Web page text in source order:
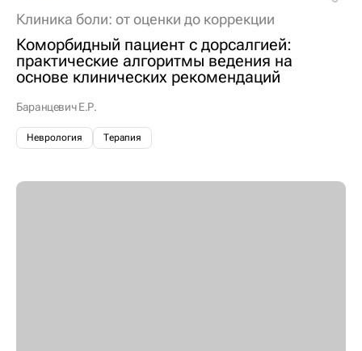
Клиника боли: от оценки до коррекции
Коморбидный пациент с дорсалгией:
практические алгоритмы ведения на
основе клинических рекомендаций
Баранцевич Е.Р.
Неврология Терапия